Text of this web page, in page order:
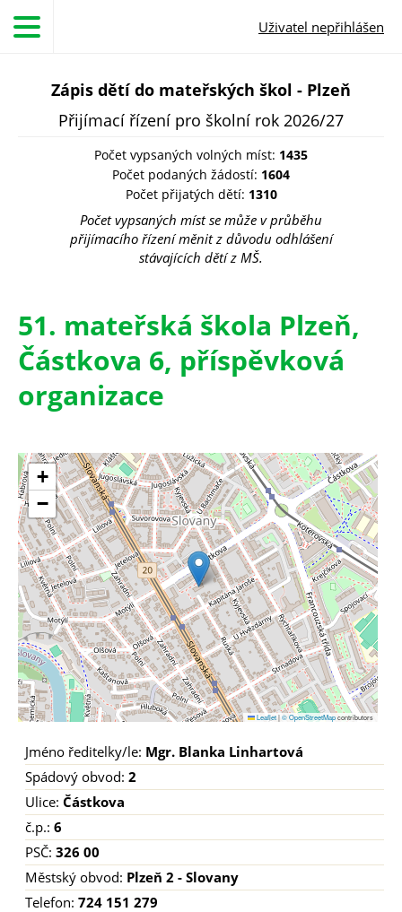
Uživatel nepřihlášen
Zápis dětí do mateřských škol - Plzeň
Přijímací řízení pro školní rok 2026/27
Počet vypsaných volných míst: 1435
Počet podaných žádostí: 1604
Počet přijatých dětí: 1310
Počet vypsaných míst se může v průběhu
přijímacího řízení měnit z důvodu odhlášení
stávajících dětí z MŠ.
51. mateřská škola Plzeň,
Částkova 6, příspěvková
organizace
+
−
Leaflet | © OpenStreetMapcontributors
Jméno ředitelky/le: Mgr. Blanka Linhartová
Spádový obvod: 2
Ulice: Částkova
č.p.: 6
PSČ: 326 00
Městský obvod: Plzeň 2 - Slovany
Telefon: 724 151 279